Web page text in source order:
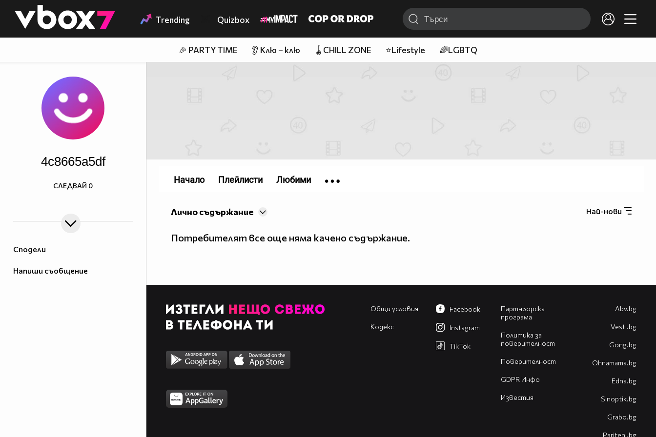
👾 Trending Quizbox
🎉 PARTY TIME 👂 Клю – клю 🪀CHILL ZONE ⭐Lifestyle 🌈LGBTQ
Сподели
Напиши съобщение
4c8665a5df
СЛЕДВАЙ 0
Най-нови
Лично съдържание
Потребителят все още няма качено съдържание.
Начало Плейлисти Любими
Общи условия
Кодекс
Партньорска
програма
Политика за
поверителност
Поверителност
GDPR Инфо
Известия
Facebook
Instagram
TikTok
Abv.bg
Vesti.bg
Gong.bg
Оhnamama.bg
Edna.bg
Sinoptik.bg
Grabo.bg
Pariteni.bg